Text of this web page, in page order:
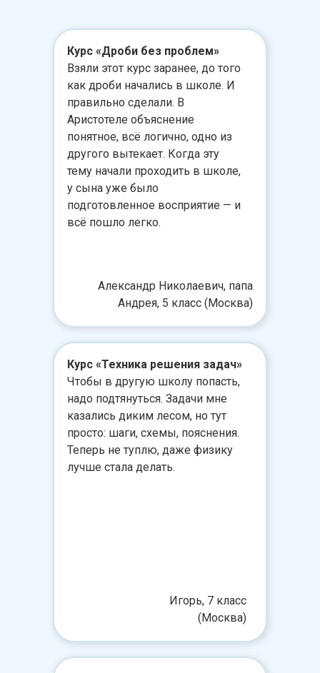
Курс «Дроби без проблем»
Взяли этот курс заранее, до того
как дроби начались в школе. И
правильно сделали. В
Аристотеле объяснение
понятное, всё логично, одно из
другого вытекает. Когда эту
тему начали проходить в школе,
у сына уже было
подготовленное восприятие — и
всё пошло легко.
Курс «Техника решения задач»
Чтобы в другую школу попасть,
надо подтянуться. Задачи мне
казались диким лесом, но тут
просто: шаги, схемы, пояснения.
Теперь не туплю, даже физику
лучше стала делать.
Александр Николаевич, папа
Андрея, 5 класс (Москва)
Игорь, 7 класс
(Москва)